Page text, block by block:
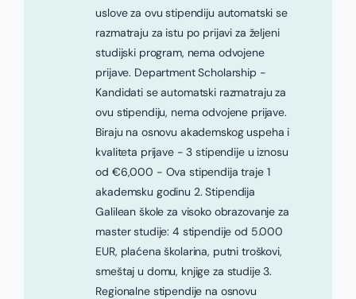
uslove za ovu stipendiju automatski se
razmatraju za istu po prijavi za željeni
studijski program, nema odvojene
prijave. Department Scholarship -
Kandidati se automatski razmatraju za
ovu stipendiju, nema odvojene prijave.
Biraju na osnovu akademskog uspeha i
kvaliteta prijave - 3 stipendije u iznosu
od €6,000 - Ova stipendija traje 1
akademsku godinu 2. Stipendija
Galilean škole za visoko obrazovanje za
master studije: 4 stipendije od 5.000
EUR, plaćena školarina, putni troškovi,
smeštaj u domu, knjige za studije 3.
Regionalne stipendije na osnovu